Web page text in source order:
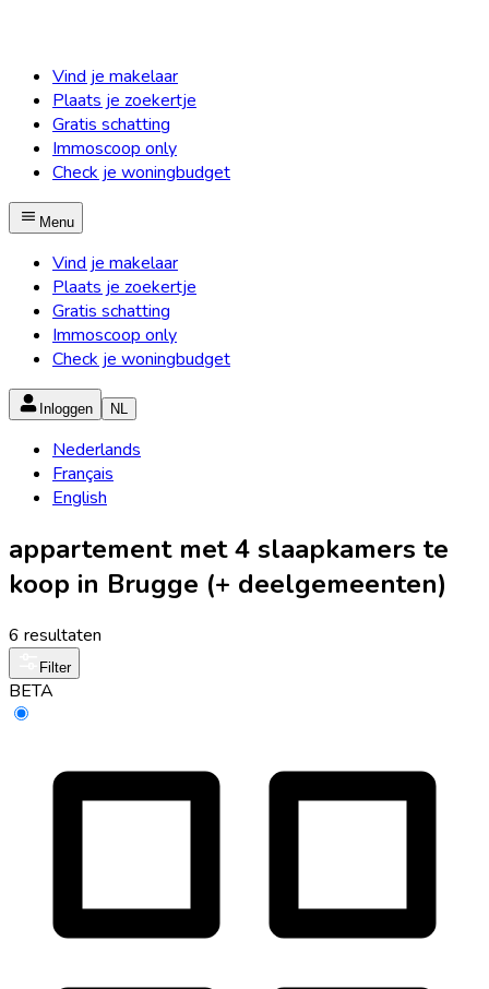
Vind je makelaar
Plaats je zoekertje
Gratis schatting
Immoscoop only
Check je woningbudget
Menu
Vind je makelaar
Plaats je zoekertje
Gratis schatting
Immoscoop only
Check je woningbudget
Inloggen NL
Nederlands
Français
English
appartement met 4 slaapkamers te
koop in Brugge (+ deelgemeenten)
6 resultaten
Filter
BETA